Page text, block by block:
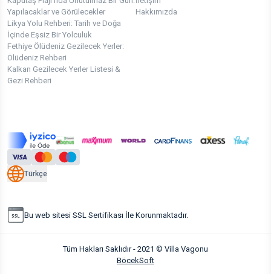
Yapılacaklar ve Görülecekler
Likya Yolu Rehberi: Tarih ve Doğa
İçinde Eşsiz Bir Yolculuk
Fethiye Ölüdeniz Gezilecek Yerler:
Ölüdeniz Rehberi
Kalkan Gezilecek Yerler Listesi &
Gezi Rehberi
Hakkımızda
Türkçe
Bu web sitesi SSL Sertifikası İle Korunmaktadır.
Tüm Hakları Saklıdır - 2021 © Villa Vagonu
BöcekSoft